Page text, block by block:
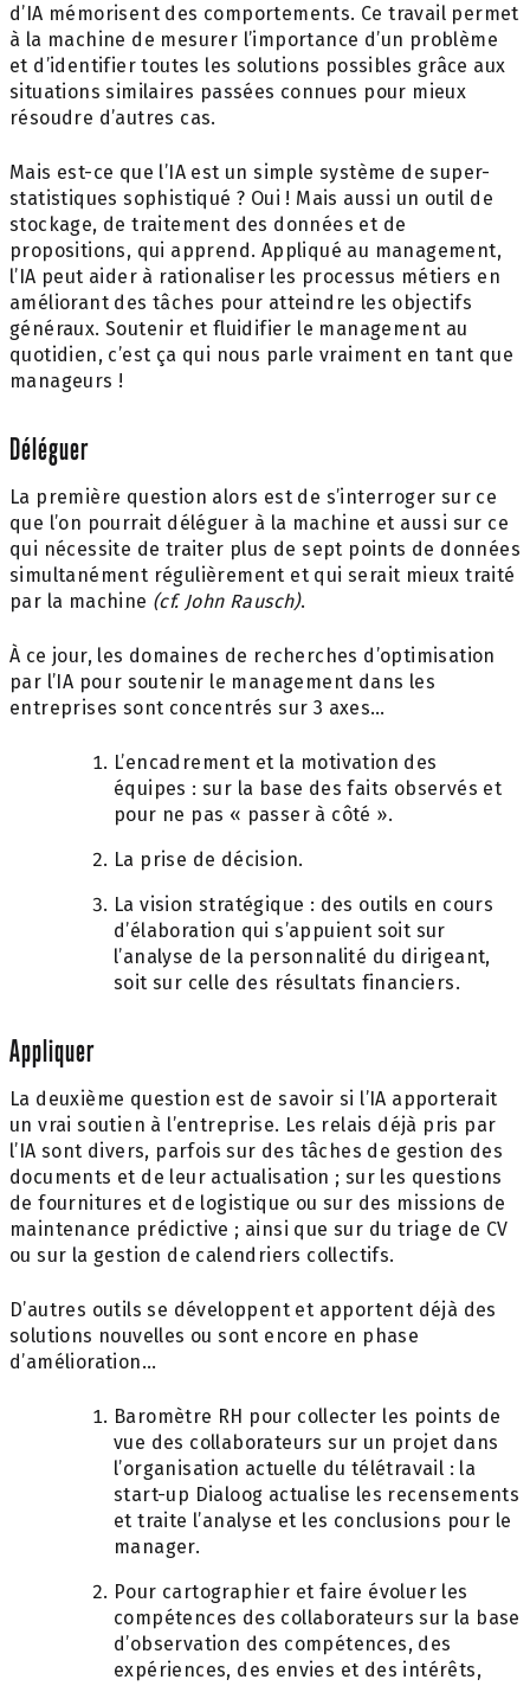
d’IA mémorisent des comportements. Ce travail permet
à la machine de mesurer l’importance d’un problème
et d’identifier toutes les solutions possibles grâce aux
situations similaires passées connues pour mieux
résoudre d’autres cas.
Mais est-ce que l’IA est un simple système de super-
statistiques sophistiqué ? Oui ! Mais aussi un outil de
stockage, de traitement des données et de
propositions, qui apprend. Appliqué au management,
l’IA peut aider à rationaliser les processus métiers en
améliorant des tâches pour atteindre les objectifs
généraux. Soutenir et fluidifier le management au
quotidien, c’est ça qui nous parle vraiment en tant que
manageurs !
Déléguer
La première question alors est de s’interroger sur ce
que l’on pourrait déléguer à la machine et aussi sur ce
qui nécessite de traiter plus de sept points de données
simultanément régulièrement et qui serait mieux traité
par la machine (cf. John Rausch).
À ce jour, les domaines de recherches d’optimisation
par l’IA pour soutenir le management dans les
entreprises sont concentrés sur 3 axes…
L’encadrement et la motivation des
équipes : sur la base des faits observés et
pour ne pas « passer à côté ».
La prise de décision.
La vision stratégique : des outils en cours
d’élaboration qui s’appuient soit sur
l’analyse de la personnalité du dirigeant,
soit sur celle des résultats financiers.
Appliquer
La deuxième question est de savoir si l’IA apporterait
un vrai soutien à l’entreprise. Les relais déjà pris par
l’IA sont divers, parfois sur des tâches de gestion des
documents et de leur actualisation ; sur les questions
de fournitures et de logistique ou sur des missions de
maintenance prédictive ; ainsi que sur du triage de CV
ou sur la gestion de calendriers collectifs.
D’autres outils se développent et apportent déjà des
solutions nouvelles ou sont encore en phase
d’amélioration…
Baromètre RH pour collecter les points de
vue des collaborateurs sur un projet dans
l’organisation actuelle du télétravail : la
start-up Dialoog actualise les recensements
et traite l’analyse et les conclusions pour le
manager.
Pour cartographier et faire évoluer les
compétences des collaborateurs sur la base
d’observation des compétences, des
expériences, des envies et des intérêts,